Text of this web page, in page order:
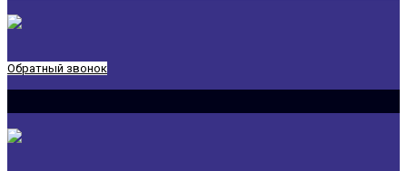
Обратный звонок